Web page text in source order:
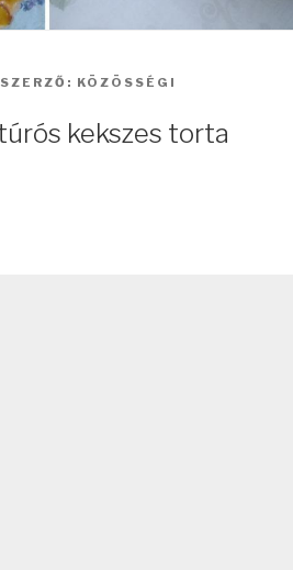
SZERZŐ: KÖZÖSSÉGI
kekszes torta